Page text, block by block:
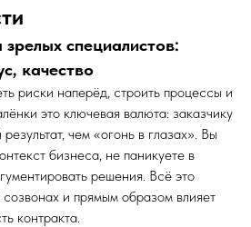
специалистов:
качество
риски наперёд, строить процессы и
это ключевая валюта: заказчику
чем «огонь в глазах». Вы
бизнеса, не паникуете в
решения. Всё это
и прямым образом влияет
контракта.